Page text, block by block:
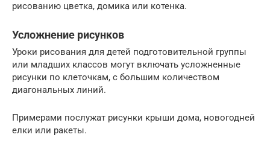
рисованию цветка, домика или котенка.
Усложнение рисунков
Уроки рисования для детей подготовительной группы
или младших классов могут включать усложненные
рисунки по клеточкам, с большим количеством
диагональных линий.
Примерами послужат рисунки крыши дома, новогодней
елки или ракеты.